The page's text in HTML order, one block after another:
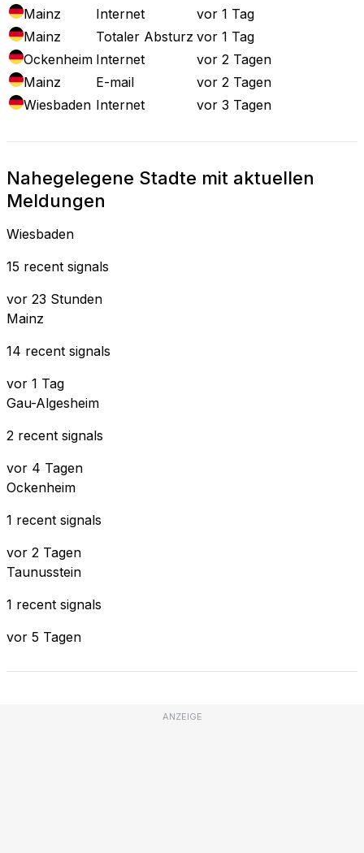
Mainz
Internet
vor 1 Tag
Mainz
Totaler Absturz vor 1 Tag
Ockenheim Internet
vor 2 Tagen
Mainz
E-mail
vor 2 Tagen
Wiesbaden Internet vor 3 Tagen
Nahegelegene Stadte mit aktuellen
Meldungen
Wiesbaden
15 recent signals
vor 23 Stunden
Mainz
14 recent signals
vor 1 Tag
Gau-Algesheim
2 recent signals
vor 4 Tagen
Ockenheim
1 recent signals
vor 2 Tagen
Taunusstein
1 recent signals
vor 5 Tagen
ANZEIGE